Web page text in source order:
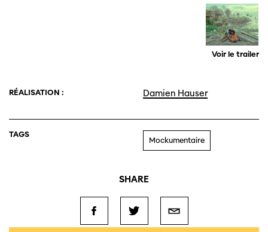
Voir le trailer
RÉALISATION : Damien Hauser
TAGS
Mockumentaire
SHARE